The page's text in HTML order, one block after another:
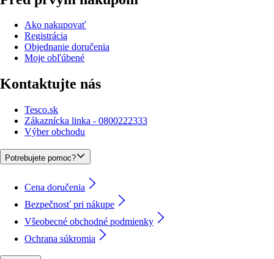
Ako nakupovať
Registrácia
Objednanie doručenia
Moje obľúbené
Kontaktujte nás
Tesco.sk
Zákaznícka linka - 0800222333
Výber obchodu
Potrebujete pomoc?
Cena doručenia
Bezpečnosť pri nákupe
Všeobecné obchodné podmienky
Ochrana súkromia